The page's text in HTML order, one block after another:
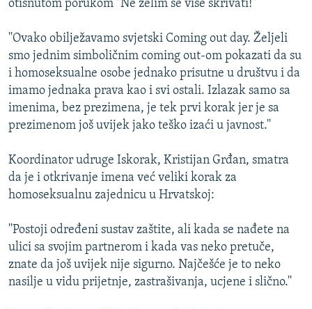
RSE PRIČE IZ SVIJETA
ISPRIČAJ MI
DNEVNO@RSE
SPECIJALI RSE
VIŠE OD NASLOVA
GENOCID U SREBRENICI
POPLAVE I KLIZIŠTA U BIH 2024.
TV LIBERTY
MOJA EVROPA
TRI DECENIJE OD RATA U BIH
SVE KARTE DEJTONA
PRATITE NAS
Sve RFE/RL stranice
otisnutom porukom ''Ne želim se više skrivati!''
''Ovako obilježavamo svjetski Coming out day. Željeli
smo jednim simboličnim coming out-om pokazati da su
i homoseksualne osobe jednako prisutne u društvu i da
imamo jednaka prava kao i svi ostali. Izlazak samo sa
imenima, bez prezimena, je tek prvi korak jer je sa
prezimenom još uvijek jako teško izaći u javnost.''
Koordinator udruge Iskorak, Kristijan Grđan, smatra
da je i otkrivanje imena već veliki korak za
homoseksualnu zajednicu u Hrvatskoj:
''Postoji određeni sustav zaštite, ali kada se nađete na
ulici sa svojim partnerom i kada vas neko pretuče,
znate da još uvijek nije sigurno. Najčešće je to neko
nasilje u vidu prijetnje, zastrašivanja, ucjene i slično.''